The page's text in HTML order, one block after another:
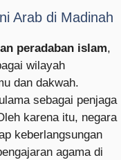
Arab di Madinah
peradaban islam,
wilayah
dan dakwah.
sebagai penjaga
karena itu, negara
keberlangsungan
agama di